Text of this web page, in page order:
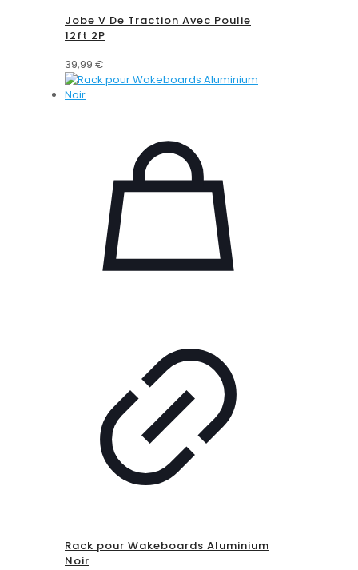
Jobe V De Traction Avec Poulie
12ft 2P
39,99 €
Rack pour Wakeboards Aluminium
Noir